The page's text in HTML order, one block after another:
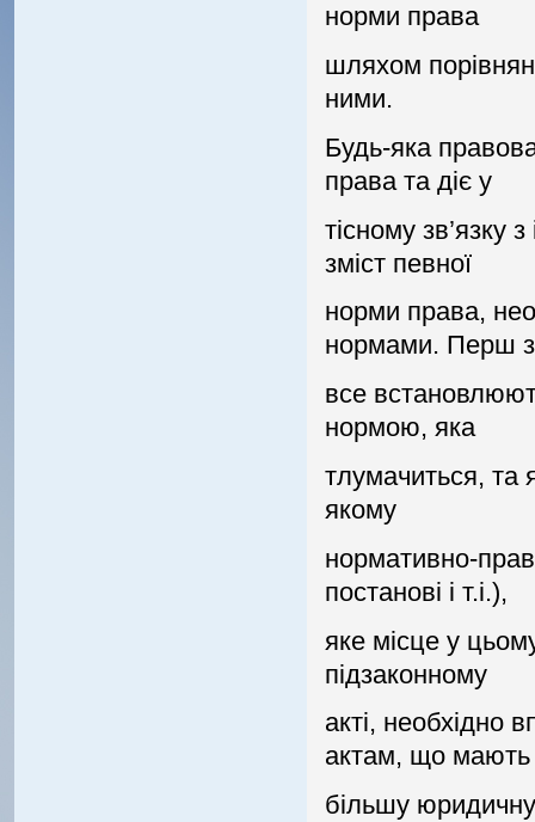
норми права
шляхом
ними.
Будь-яка
права та дiє у
тiсному
змiст певної
норми права,
нормами. Перш
все
нормою, яка
тлумачиться, та
якому
нормативно-
постановi i т.i.),
яке мiсце у
пiдзаконному
актi, необхiдно
актам, що мають
бiльшу